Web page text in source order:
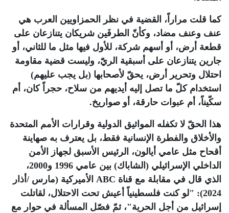
كما قلت مراراً، القضية في نظر الحمزاويين العرب هي
عنف وعنف مضاد، وكأنّ الطرفَين شريكان يتنازعان على
قطعة أرض، أو أسهم شركة، للأول فيها مثل ما للثاني، أو
جارين يتنازعان على أسبقية الريّ، وليست قضية مقاومة
احتلال وتحرير أرض، يحقّ لأصحابها (بل يجب عليهم)
استخدام كلّ ما تصل إليه أيديهم من سلاح، حجراً كان، أم
سكّيناً، أم عبوات حارقة، أو صواريخ.
هذا الحقّ لا تكفله المواثيق الدولية وقرارات الأمم المتحدة
والأخلاق والفطرة الإنسانية فقط، بل يعترف به صهاينة
أقحاح مثل عامي أيالون، الرئيس الأسبق لجهاز الأمن
الداخلي الإسرائيلي (الشاباك) بين عامي 1996 و2000،
الذي قال في مقابلة مع قناة ABC الأميركية (مارس /أذار
2024): "لو كنت فلسطينياً أعيش تحت الاحتلال، لقاتلت
إسرائيل من أجل الحرية"، ثمّ فصّل المسألة في حوار مع